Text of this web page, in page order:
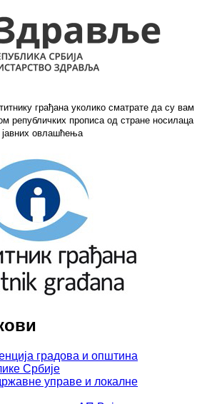
грађана уколико сматрате да су вам
републичких прописа од стране носилаца
јавних овлашћења
градова и општина
Србије
управе и локалне